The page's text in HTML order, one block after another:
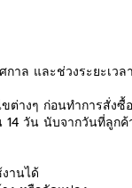
กาล และช่วงระยะ
างๆ ก่อนทำการสั่ง
14 วัน นับจากวันที่ลูก
านได้